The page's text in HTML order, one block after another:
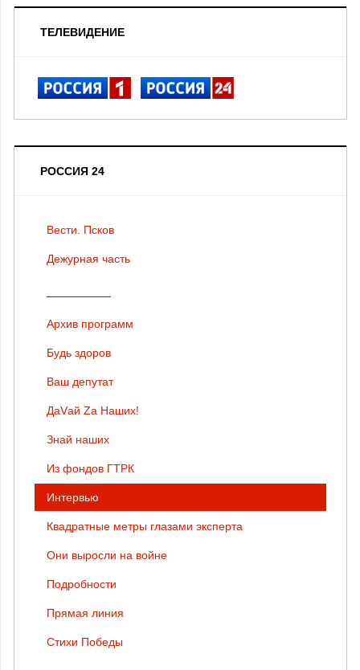
ТЕЛЕВИДЕНИЕ
РОССИЯ 24
Вести. Псков
Дежурная часть
Архив программ
Будь здоров
Ваш депутат
ДаVай Zа Наших!
Знай наших
Из фондов ГТРК
Интервью
Квадратные метры глазами эксперта
Они выросли на войне
Подробности
Прямая линия
Стихи Победы